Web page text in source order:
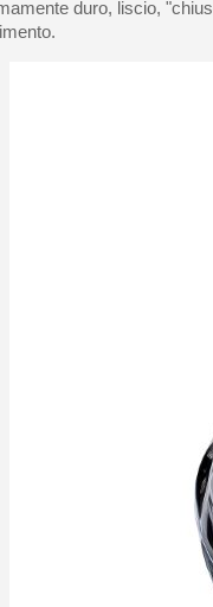
duro, liscio,